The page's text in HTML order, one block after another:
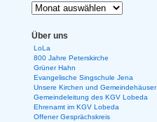
Über uns
LoLa
800 Jahre Peterskirche
Grüner Hahn
Evangelische Singschule Jena
Unsere Kirchen und Gemeindehäuser
Gemeindeleitung des KGV Lobeda
Ehrenamt im KGV Lobeda
Offener Gesprächskreis